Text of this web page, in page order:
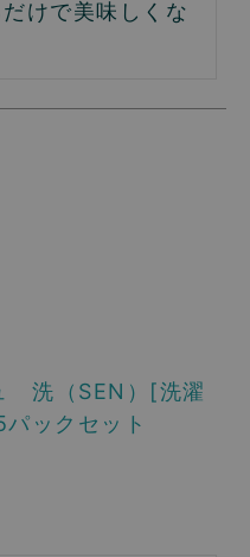
けで美味しくな
洗（SEN）[洗濯
ックセット